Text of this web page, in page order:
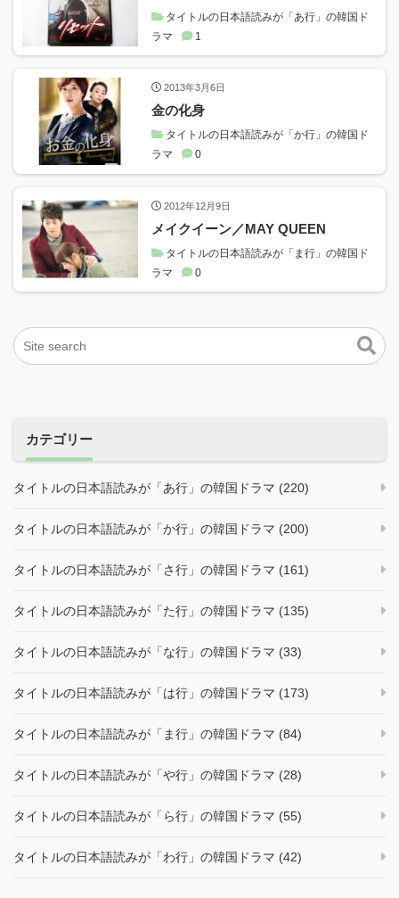
タイトルの日本語読みが「あ行」の韓国ド
ラマ
1
2013年3月6日
金の化身
タイトルの日本語読みが「か行」の韓国ド
ラマ
0
2012年12月9日
メイクイーン／MAY QUEEN
タイトルの日本語読みが「ま行」の韓国ド
ラマ
0
カテゴリー
タイトルの日本語読みが「あ行」の韓国ドラマ (220)
タイトルの日本語読みが「か行」の韓国ドラマ (200)
タイトルの日本語読みが「さ行」の韓国ドラマ (161)
タイトルの日本語読みが「た行」の韓国ドラマ (135)
タイトルの日本語読みが「な行」の韓国ドラマ (33)
タイトルの日本語読みが「は行」の韓国ドラマ (173)
タイトルの日本語読みが「ま行」の韓国ドラマ (84)
タイトルの日本語読みが「や行」の韓国ドラマ (28)
タイトルの日本語読みが「ら行」の韓国ドラマ (55)
タイトルの日本語読みが「わ行」の韓国ドラマ (42)